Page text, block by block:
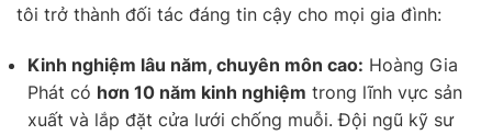
tôi trở thành đối tác đáng tin cậy cho mọi gia đình:
Kinh nghiệm lâu năm, chuyên môn cao: Hoàng Gia
Phát có hơn 10 năm kinh nghiệm trong lĩnh vực sản
xuất và lắp đặt cửa lưới chống muỗi. Đội ngũ kỹ sư